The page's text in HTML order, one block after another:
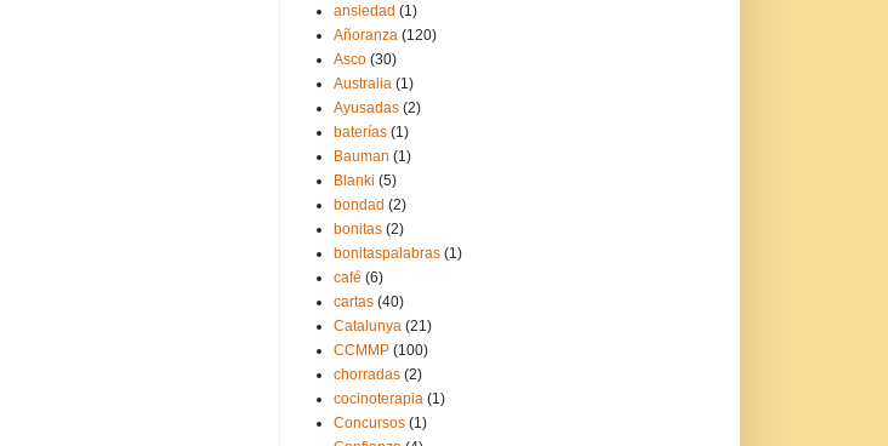
ansiedad (1)
Añoranza (120)
Asco (30)
Australia (1)
Ayusadas (2)
baterías (1)
Bauman (1)
Blanki (5)
bondad (2)
bonitas (2)
bonitaspalabras (1)
café (6)
cartas (40)
Catalunya (21)
CCMMP (100)
chorradas (2)
cocinoterapia (1)
Concursos (1)